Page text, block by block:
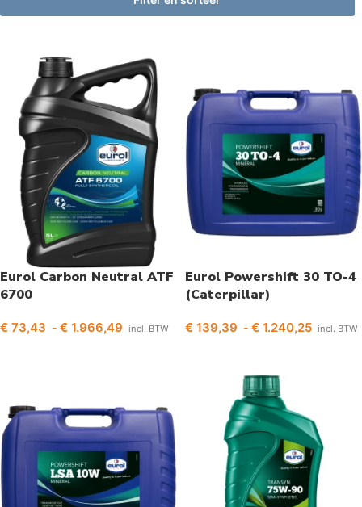
Eurol Carbon Neutral ATF
6700
€ 73,43 - € 1.966,49 incl. BTW
Eurol Powershift 30 TO-4
(Caterpillar)
€ 139,39 - € 1.240,25 incl. BTW